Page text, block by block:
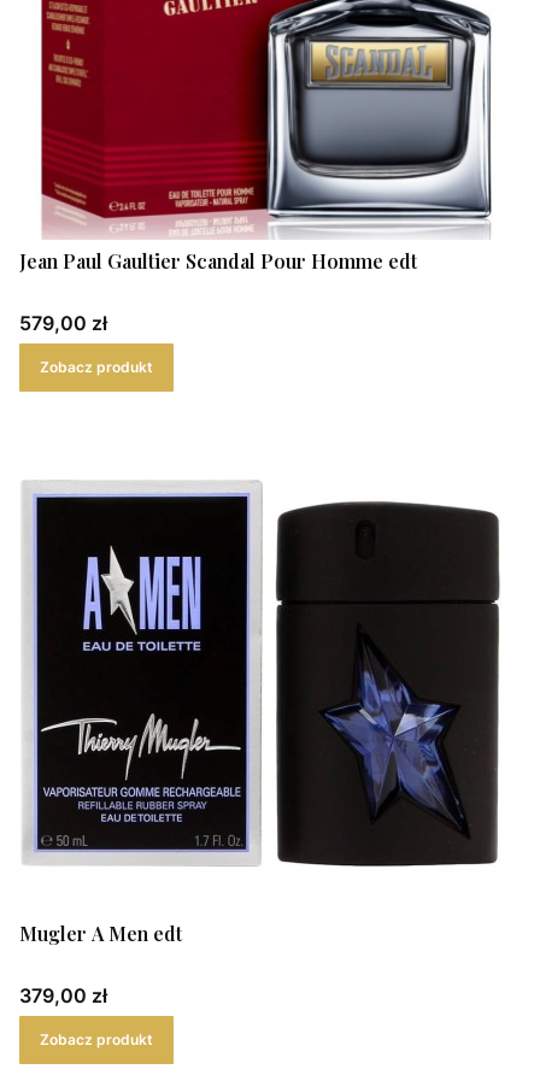
Jean Paul Gaultier Scandal Pour Homme edt
Cena
579,00 zł
Zobacz produkt
Mugler A Men edt
Cena
379,00 zł
Zobacz produkt